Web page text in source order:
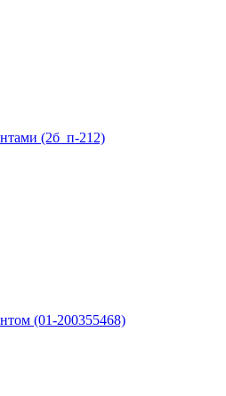
(2б_п-212)
(01-200355468)